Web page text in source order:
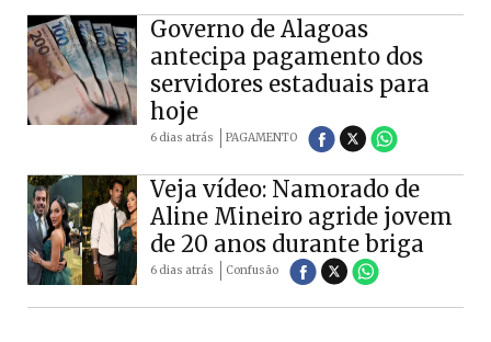
Governo de Alagoas
antecipa pagamento dos
servidores estaduais para
hoje
6 dias atrás PAGAMENTO
Veja vídeo: Namorado de
Aline Mineiro agride jovem
de 20 anos durante briga
6 dias atrás Confusão